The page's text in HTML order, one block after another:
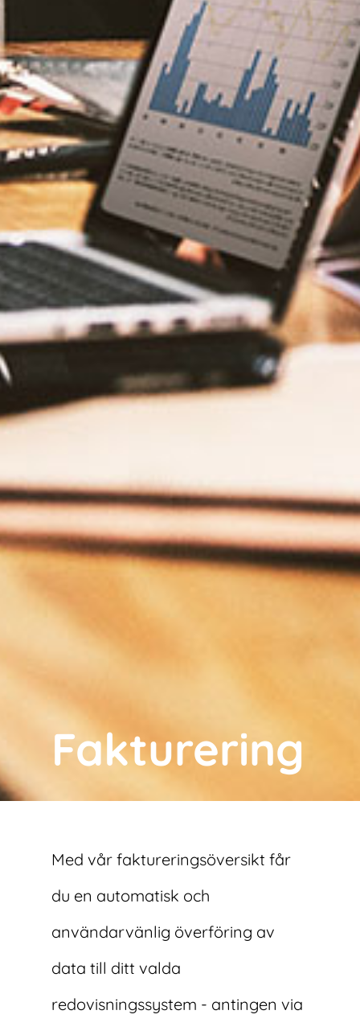
Fakturering
Med vår faktureringsöversikt får
du en automatisk och
användarvänlig överföring av
data till ditt valda
redovisningssystem - antingen via